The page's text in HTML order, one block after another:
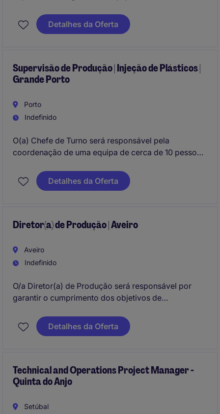
Industrial / Manufacturing. Este profissional será
responsável por garantir o bom funcionamento de
Detalhes da Oferta
Supervisão de Produção | Injeção de Plásticos |
Grande Porto
Porto
Indefinido
O(a) Chefe de Turno será responsável pela
coordenação de uma equipa de cerca de 10 pessoas,
produção, qualidade e segurança. A função implica
trabalho em regime de turnos rotativos e forte
Detalhes da Oferta
Diretor(a) de Produção | Aveiro
Aveiro
Indefinido
O/a Diretor(a) de Produção será responsável por
garantir o cumprimento dos objetivos de
unidade industrial. Terá um papel central na liderança
de equipas, melhoria contínua e desenvolvimento de
Detalhes da Oferta
Technical and Operations Project Manager -
Quinta do Anjo
Setúbal